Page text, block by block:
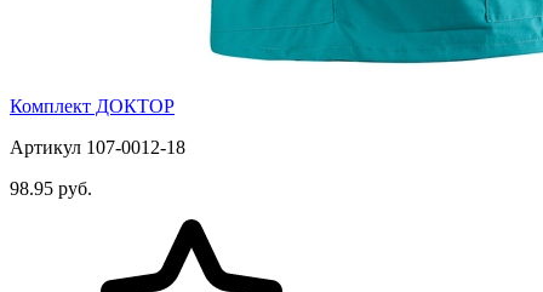
Комплект ДОКТОР
Артикул 107-0012-18
98.95 руб.